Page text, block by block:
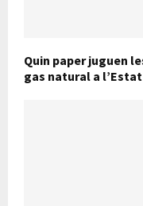
Quin paper juguen
gas natural a